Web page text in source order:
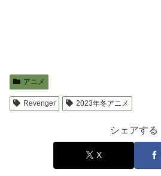
アニメ
Revenger 2023年冬アニメ
シェアする
X